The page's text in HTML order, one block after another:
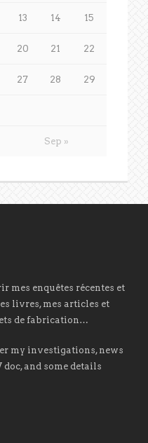
Sep »
13 14 15
20 21 22
27 28 29
mes enquêtes récentes et
livres, mes articles et
de fabrication…
my investigations, news
and some details